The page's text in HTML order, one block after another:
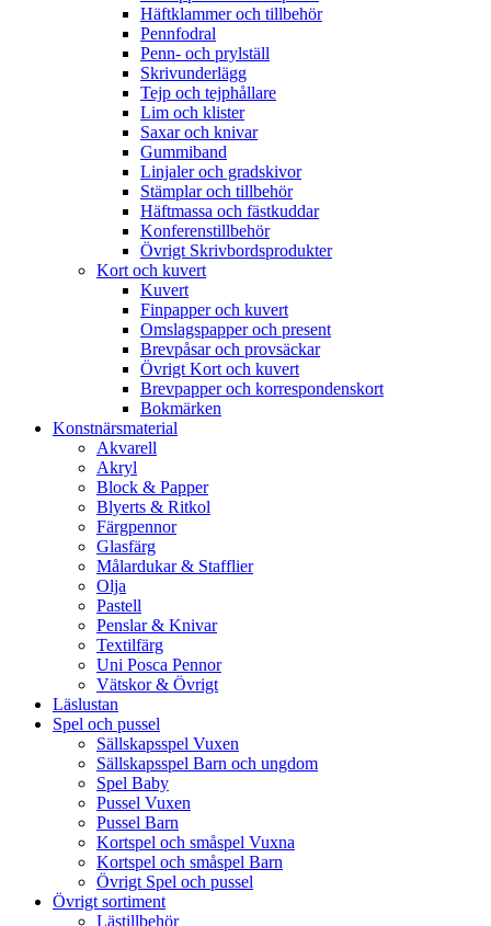
Häftklammer och tillbehör
Pennfodral
Penn- och prylställ
Skrivunderlägg
Tejp och tejphållare
Lim och klister
Saxar och knivar
Gummiband
Linjaler och gradskivor
Stämplar och tillbehör
Häftmassa och fästkuddar
Konferenstillbehör
Övrigt Skrivbordsprodukter
Kort och kuvert
Kuvert
Finpapper och kuvert
Omslagspapper och present
Brevpåsar och provsäckar
Övrigt Kort och kuvert
Brevpapper och korrespondenskort
Bokmärken
Konstnärsmaterial
Akvarell
Akryl
Block & Papper
Blyerts & Ritkol
Färgpennor
Glasfärg
Målardukar & Stafflier
Olja
Pastell
Penslar & Knivar
Textilfärg
Uni Posca Pennor
Vätskor & Övrigt
Läslustan
Spel och pussel
Sällskapsspel Vuxen
Sällskapsspel Barn och ungdom
Spel Baby
Pussel Vuxen
Pussel Barn
Kortspel och småspel Vuxna
Kortspel och småspel Barn
Övrigt Spel och pussel
Övrigt sortiment
Lästillbehör